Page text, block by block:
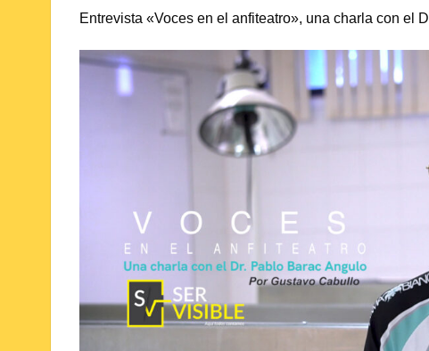
Entrevista «Voces en el anfiteatro», una charla con el